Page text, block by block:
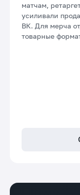
матчам,
усиливали
ВК. Для мерча
товарные